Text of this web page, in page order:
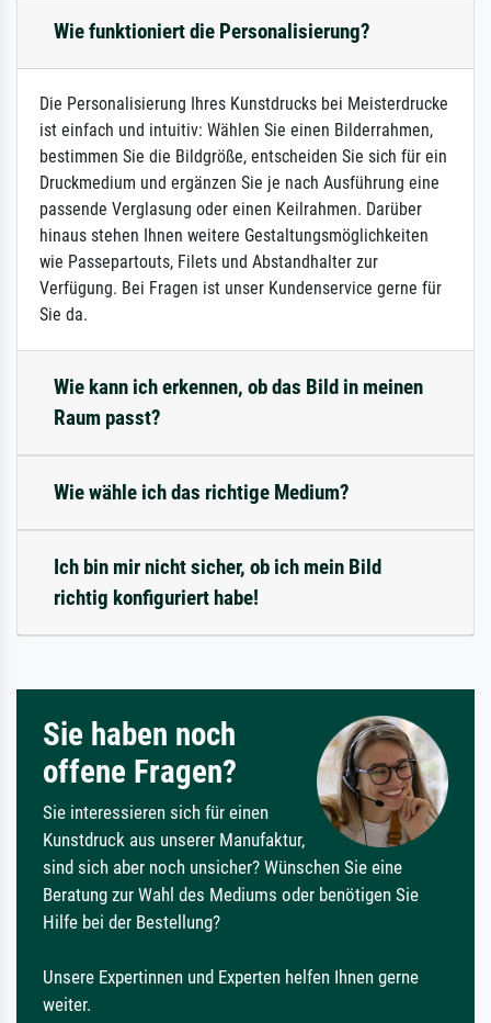
Wie funktioniert die Personalisierung?
Die Personalisierung Ihres Kunstdrucks bei Meisterdrucke
ist einfach und intuitiv: Wählen Sie einen Bilderrahmen,
bestimmen Sie die Bildgröße, entscheiden Sie sich für ein
Druckmedium und ergänzen Sie je nach Ausführung eine
passende Verglasung oder einen Keilrahmen. Darüber
hinaus stehen Ihnen weitere Gestaltungsmöglichkeiten
wie Passepartouts, Filets und Abstandhalter zur
Verfügung. Bei Fragen ist unser Kundenservice gerne für
Sie da.
Wie kann ich erkennen, ob das Bild in meinen
Raum passt?
Wie wähle ich das richtige Medium?
Ich bin mir nicht sicher, ob ich mein Bild
richtig konfiguriert habe!
Sie haben noch
offene Fragen?
Sie interessieren sich für einen
Kunstdruck aus unserer Manufaktur,
sind sich aber noch unsicher? Wünschen Sie eine
Beratung zur Wahl des Mediums oder benötigen Sie
Hilfe bei der Bestellung?
Unsere Expertinnen und Experten helfen Ihnen gerne
weiter.